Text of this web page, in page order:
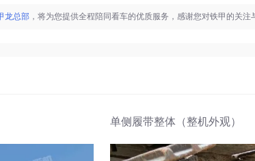
龙总部 ，将为您提供全程陪同看车的优质服务，感谢您对铁甲的关注
单侧履带整体（整机外观）